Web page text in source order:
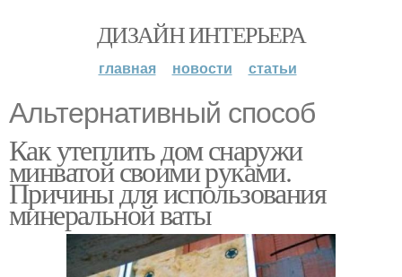
ДИЗАЙН ИНТЕРЬЕРА
главная новости статьи
Альтернативный способ
Как утеплить дом снаружи
минватой своими руками.
Причины для использования
минеральной ваты